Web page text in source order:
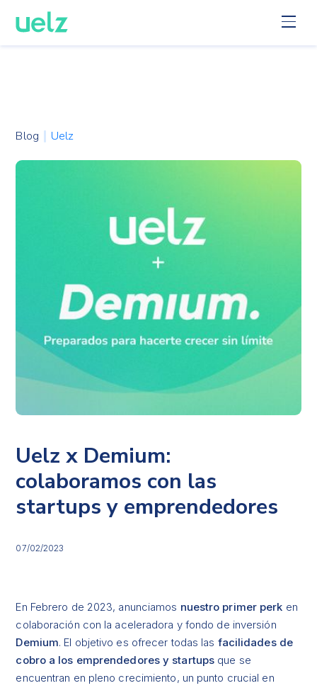
Blog Uelz
Uelz x Demium:
colaboramos con las
startups y emprendedores
07/02/2023
En Febrero de 2023, anunciamos nuestro primer perk en
colaboración con la aceleradora y fondo de inversión
Demium. El objetivo es ofrecer todas las facilidades de
cobro a los emprendedores y startups que se
encuentran en pleno crecimiento, un punto crucial en